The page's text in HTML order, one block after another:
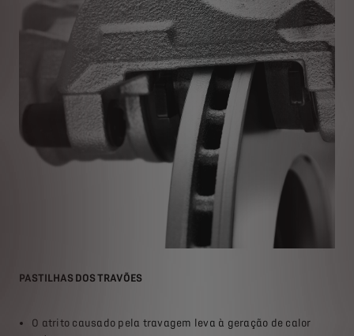
PASTILHAS DOS TRAVÕES
O atrito causado pela travagem leva à geração de calor